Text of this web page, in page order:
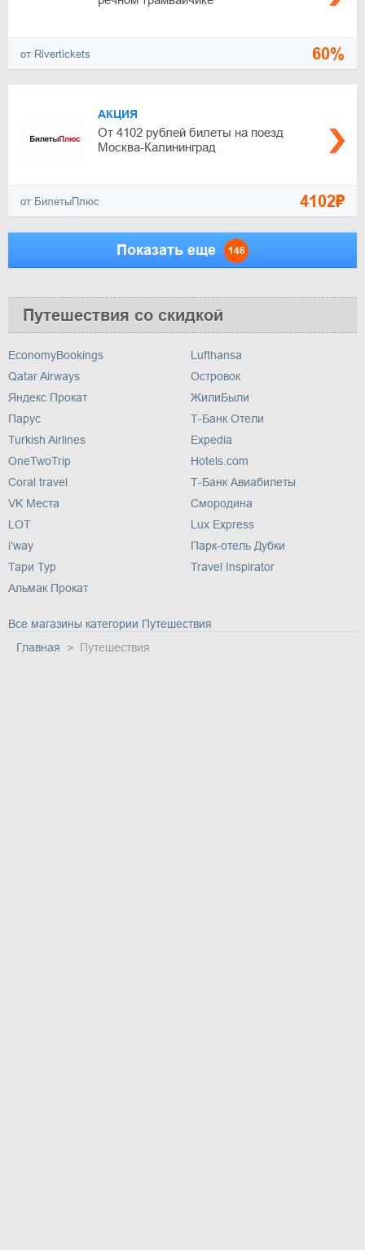
от Rivertickets 60%
АКЦИЯ
От 4102 рублей билеты на поезд
Москва-Калининград
от БилетыПлюс 4102₽
Показать еще 146
Путешествия со скидкой
EconomyBookings
Qatar Airways
Яндекс Прокат
Парус
Lufthansa
Островок
ЖилиБыли
Т-Банк Отели
Turkish Airlines
OneTwoTrip
Coral travel
VK Места
Expedia
Hotels.com
Т-Банк Авиабилеты
Смородина
LOT
i’way
Тари Тур
Альмак Прокат
Lux Express
Парк-отель Дубки
Travel Inspirator
Все магазины категории Путешествия
Главная
Путешествия